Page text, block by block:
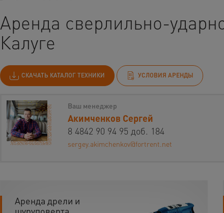
Аренда сверлильно-
Калуге
СКАЧАТЬ КАТАЛОГ ТЕХНИКИ УСЛОВИЯ АРЕНДЫ
Ваш менеджер
Акимченков Сергей
8 4842 90 94 95 доб. 184
sergey.akimchenkov@fortrent.net
Аренда дрели и